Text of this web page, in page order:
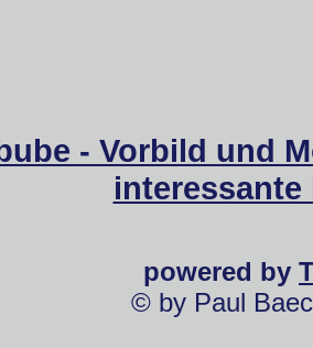
- Vorbild und
powered by
© by Paul